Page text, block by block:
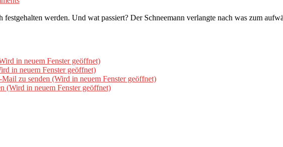
festgehalten werden. Und wat passiert? Der Schneemann verlangte nach was zum
in neuem Fenster geöffnet)
in neuem Fenster geöffnet)
zu senden (Wird in neuem Fenster geöffnet)
(Wird in neuem Fenster geöffnet)